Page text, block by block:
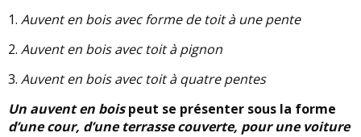
1. Auvent en bois avec forme de toit à une pente
2. Auvent en bois avec toit à pignon
3. Auvent en bois avec toit à quatre pentes
Un auvent en boispeut se présenter sous la forme
d’une cour, d’une terrasse couverte, pour une voiture